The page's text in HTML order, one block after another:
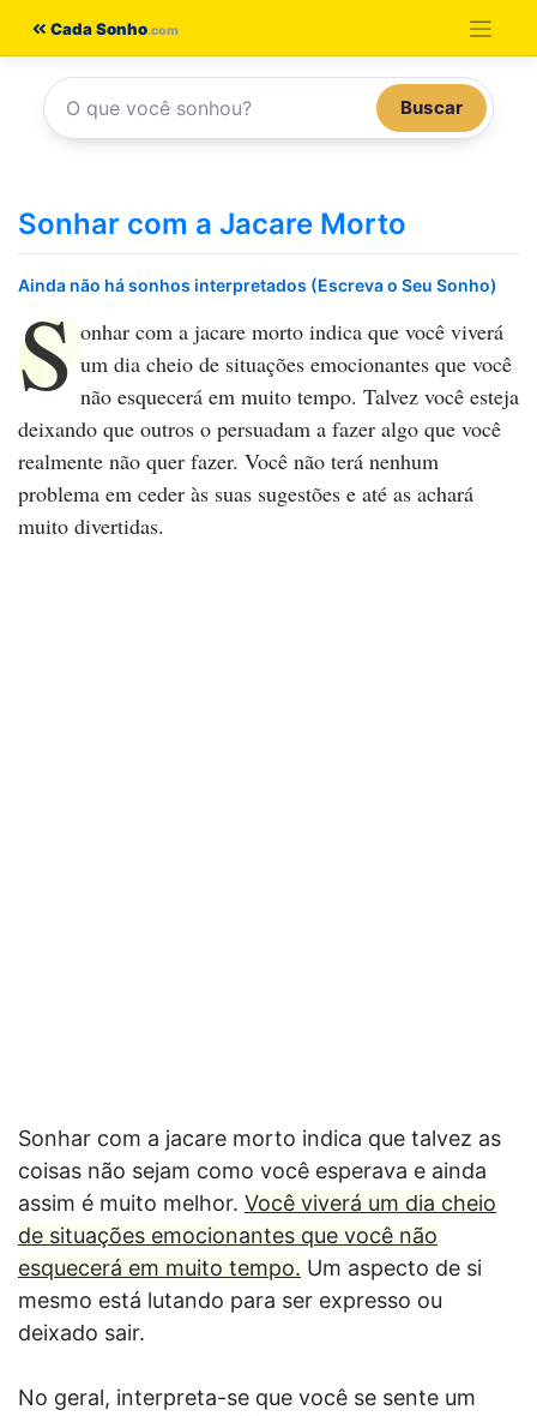
conteúdo
Cada Sonho
Buscar
Sonhar com a Jacare Morto
Ainda não há sonhos interpretados (Escreva o Seu Sonho)
S onhar com a jacare morto indica que você viverá
um dia cheio de situações emocionantes que você
não esquecerá em muito tempo. Talvez você esteja
deixando que outros o persuadam a fazer algo que você
realmente não quer fazer. Você não terá nenhum
problema em ceder às suas sugestões e até as achará
muito divertidas.
Sonhar com a jacare morto indica que talvez as
coisas não sejam como você esperava e ainda
assim é muito melhor. Você viverá um dia cheio
de situações emocionantes que você não
esquecerá em muito tempo. Um aspecto de si
mesmo está lutando para ser expresso ou
deixado sair.
No geral, interpreta-se que você se sente um